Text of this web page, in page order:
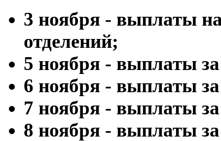
3 ноября - выплаты
отделений;
5 ноября - выплаты
6 ноября - выплаты
7 ноября - выплаты
8 ноября - выплаты